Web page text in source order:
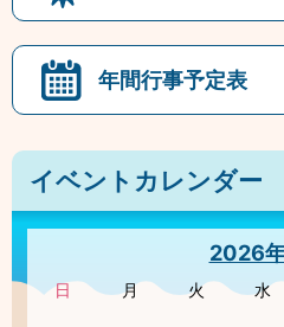
年間行事予定表
イベントカレンダー
2026
日 月 火 水